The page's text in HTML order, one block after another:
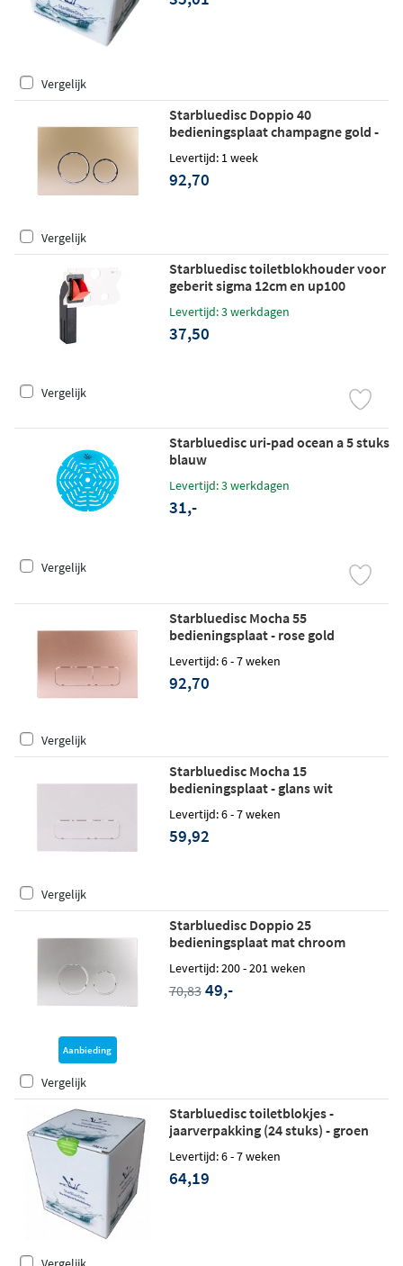
Vergelijk
Starbluedisc Doppio 40
bedieningsplaat champagne gold -
ringen chroom
Levertijd: 1 week
92,70
Vergelijk
Starbluedisc toiletblokhouder voor
geberit sigma 12cm en up100
Levertijd: 3 werkdagen
37,50
Vergelijk
Starbluedisc uri-pad ocean a 5 stuks
blauw
Levertijd: 3 werkdagen
31,-
Vergelijk
Starbluedisc Mocha 55
bedieningsplaat - rose gold
Levertijd: 6 - 7 weken
92,70
Vergelijk
Starbluedisc Mocha 15
bedieningsplaat - glans wit
Levertijd: 6 - 7 weken
59,92
Vergelijk
Aanbieding
Starbluedisc Doppio 25
bedieningsplaat mat chroom
Levertijd: 200 - 201 weken
70,83 49,-
Vergelijk
Starbluedisc toiletblokjes -
jaarverpakking (24 stuks) - groen
Levertijd: 6 - 7 weken
64,19